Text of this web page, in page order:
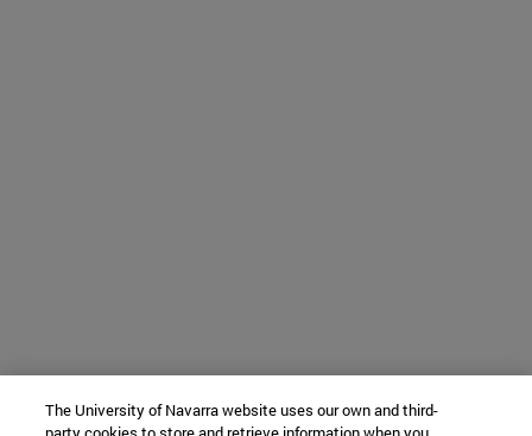
The University of Navarra website uses our own and third-